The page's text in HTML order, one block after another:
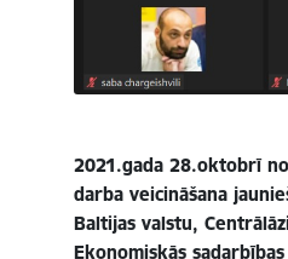
2021.gada 28.oktobrī
darba veicināšana
Baltijas valstu,
Ekonomiskās